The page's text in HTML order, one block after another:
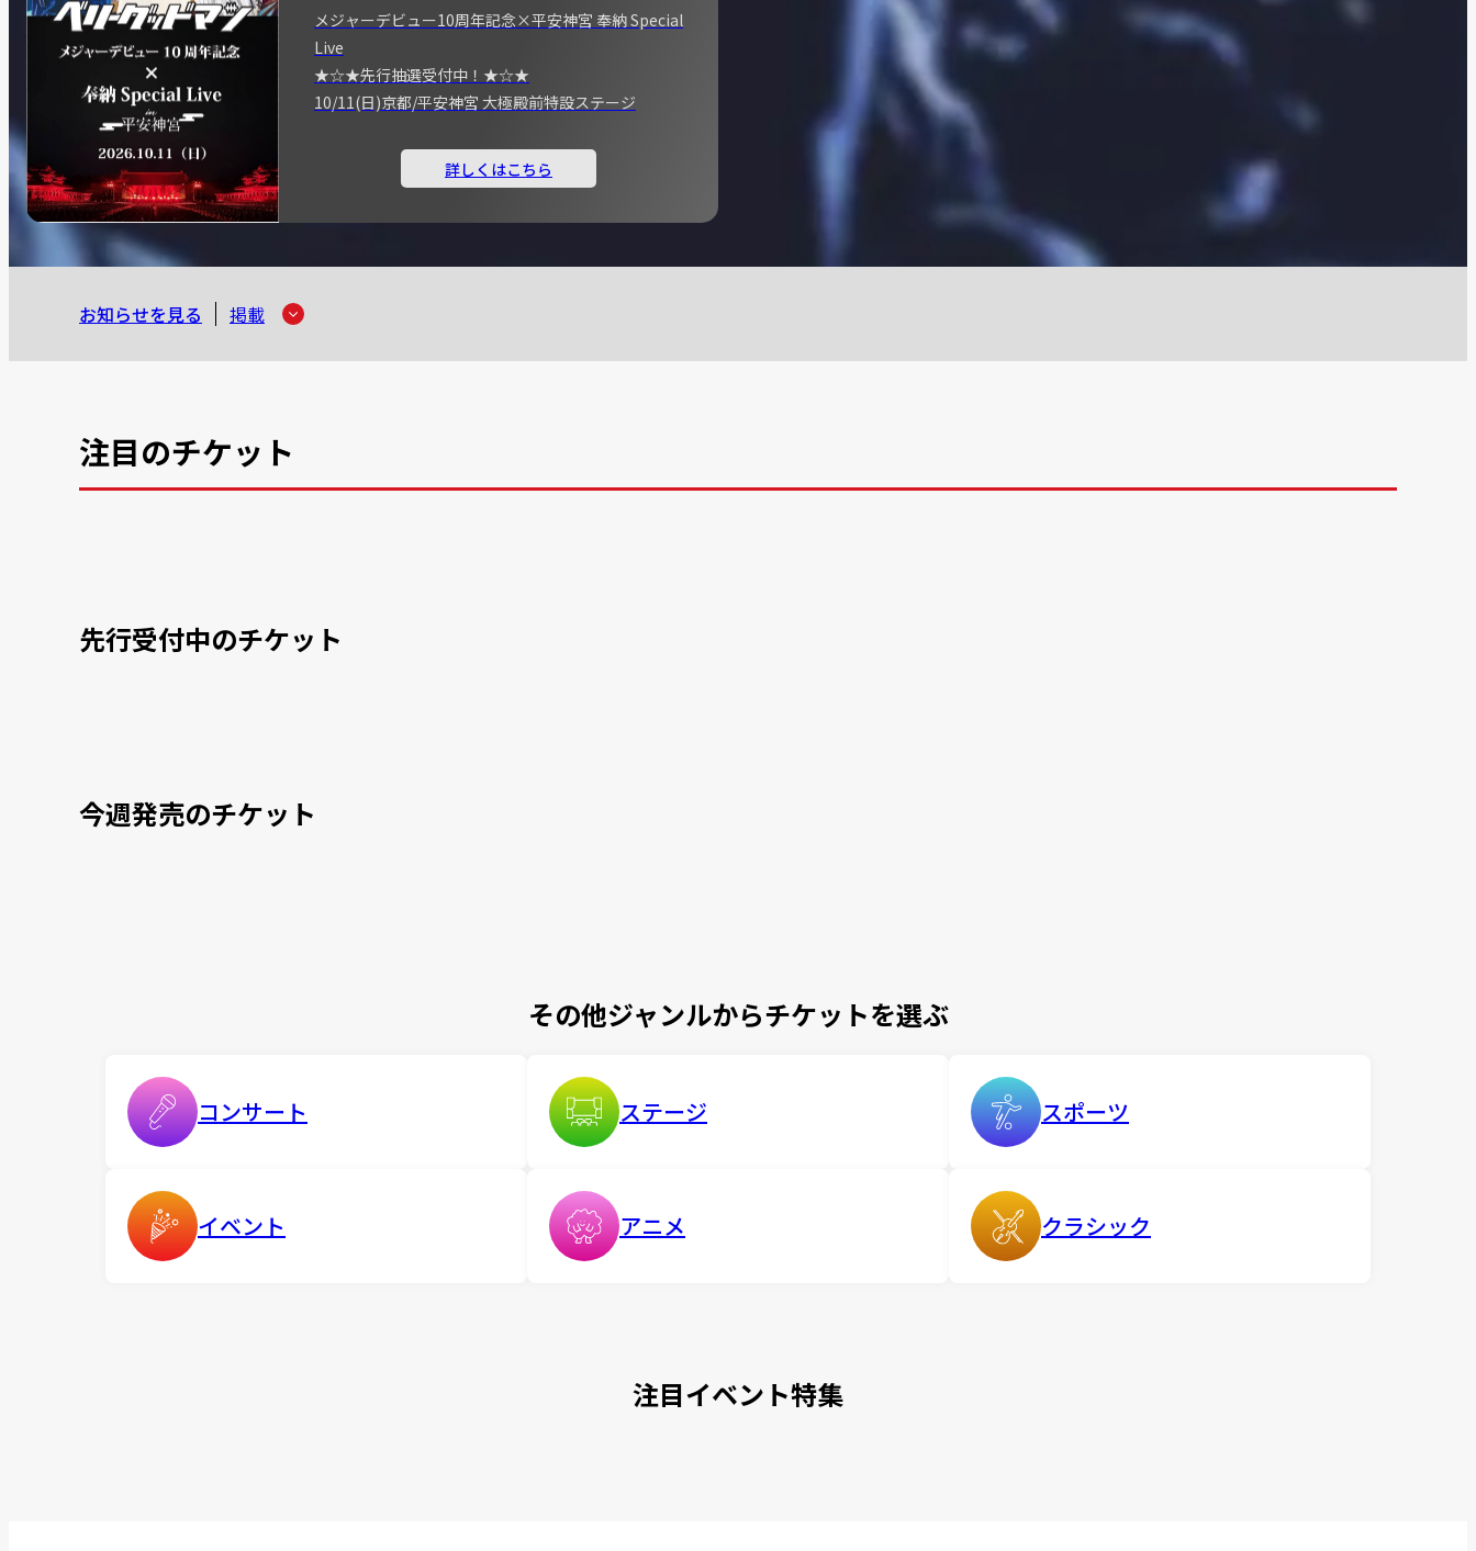
メジャーデビュー10周年記念×平安神宮 奉納 Special
Live
★☆★先行抽選受付中！★☆★
10/11(日)京都/平安神宮 大極殿前特設ステージ
詳しくはこちら
お知らせを見る 掲載
注目のチケット
先行受付中のチケット
今週発売のチケット
その他ジャンルからチケットを選ぶ
コンサート ステージ スポーツ
イベント アニメ クラシック
注目イベント特集